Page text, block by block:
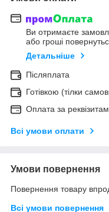
Ви отримаєте
або гроші
Детальніше
Післяплата
Готівкою (тілки
Оплата за
Всі умови оплати
Умови повернення
Повернення товару
Всі умови повернення